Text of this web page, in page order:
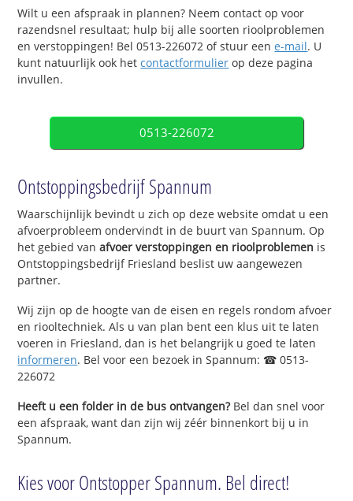
Wilt u een afspraak in plannen? Neem contact op voor
razendsnel resultaat; hulp bij alle soorten rioolproblemen
en verstoppingen! Bel 0513-226072 of stuur eene-mail. U
kunt natuurlijk ook hetcontactformulier op deze pagina
invullen.
0513-226072
Ontstoppingsbedrijf Spannum
Waarschijnlijk bevindt u zich op deze website omdat u een
afvoerprobleem ondervindt in de buurt van Spannum. Op
het gebied vanafvoer verstoppingen en rioolproblemen is
Ontstoppingsbedrijf Friesland beslist uw aangewezen
partner.
Wij zijn op de hoogte van de eisen en regels rondom afvoer
en riooltechniek. Als u van plan bent een klus uit te laten
voeren in Friesland, dan is het belangrijk u goed te laten
informeren. Bel voor een bezoek in Spannum: ☎ 0513-
226072
Heeft u een folder in de bus ontvangen?Bel dan snel voor
een afspraak, want dan zijn wij zéér binnenkort bij u in
Spannum.
Kies voor Ontstopper Spannum. Bel direct!